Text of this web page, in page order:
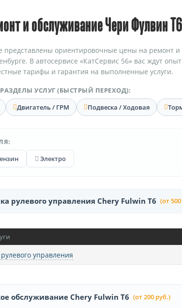
и обслуживание Чери Фулвин Т6
представлены ориентировочные цены на ремонт
В автосервисе «КатСервис 56» вас ждут
тарифы и гарантия на выполненные услуги.
УСЛУГ (БЫСТРЫЙ ПЕРЕХОД):
Двигатель / ГРМ Подвеска / Ходовая
Электро
рулевого управления Chery Fulwin T6 (от
управления
обслуживание Chery Fulwin T6 (от 200 руб.)